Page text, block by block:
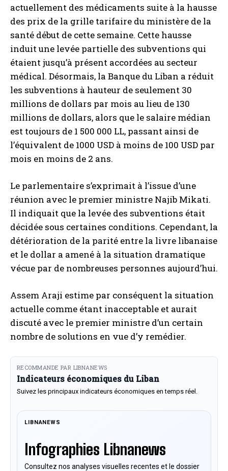
actuellement des médicaments suite à la hausse
des prix de la grille tarifaire du ministère de la
santé début de cette semaine. Cette hausse
induit une levée partielle des subventions qui
étaient jusqu’à présent accordées au secteur
médical. Désormais, la Banque du Liban a réduit
les subventions à hauteur de seulement 30
millions de dollars par mois au lieu de 130
millions de dollars, alors que le salaire médian
est toujours de 1 500 000 LL, passant ainsi de
l’équivalent de 1000 USD à moins de 100 USD par
mois en moins de 2 ans.
Le parlementaire s’exprimait à l’issue d’une
réunion avec le premier ministre Najib Mikati.
Il indiquait que la levée des subventions était
décidée sous certaines conditions. Cependant, la
détérioration de la parité entre la livre libanaise
et le dollar a amené à la situation dramatique
vécue par de nombreuses personnes aujourd’hui.
Assem Araji estime par conséquent la situation
actuelle comme étant inacceptable et aurait
discuté avec le premier ministre d’un certain
nombre de solutions en vue d’y remédier.
RECOMMANDE PAR LIBNANEWS
Indicateurs économiques du Liban
Suivez les principaux indicateurs économiques en temps réel.
LIBNANEWS
Infographies Libnanews
Consultez nos analyses visuelles recentes et le dossier